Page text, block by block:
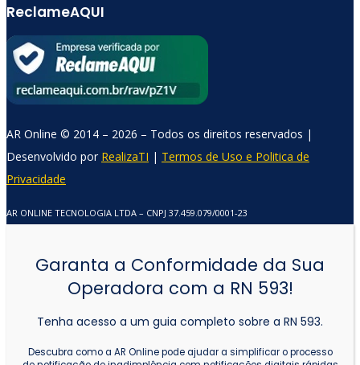
ReclameAQUI
AR Online © 2014 – 2026 – Todos os direitos reservados |
Desenvolvido por RealizaTI | Termos de Uso e Politica de
Privacidade
AR ONLINE TECNOLOGIA LTDA – CNPJ 37.459.079/0001-23
Comercial AR Online
Garanta a Conformidade da Sua
Operadora com a RN 593!
Tenha acesso a um guia completo sobre a RN 593.
Descubra como a AR Online pode ajudar a simplificar o processo